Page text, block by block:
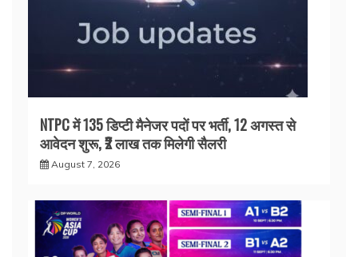
NTPC में 135 डिप्टी मैनेजर पदों पर भर्ती, 12 अगस्त से
आवेदन शुरू, ₹2 लाख तक मिलेगी सैलरी
August 7, 2026